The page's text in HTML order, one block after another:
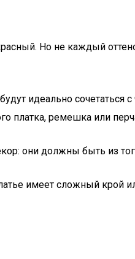
Но не каждый
идеально сочетаться
платка, ремешка или
они должны быть из
имеет сложный крой